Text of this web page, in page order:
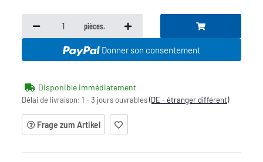
pièces.
Donner son consentement
Disponible immédiatement
Délai de livraison:1 - 3 jours ouvrables(DE - étranger différent)
Frage zum Artikel